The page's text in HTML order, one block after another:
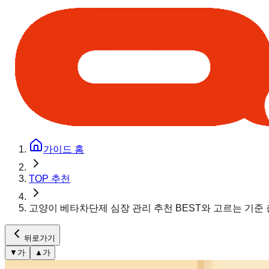
가이드 홈
TOP 추천
고양이 베타차단제 심장 관리 추천 BEST와 고르는 기준
뒤로가기
▼ 가 ▲ 가